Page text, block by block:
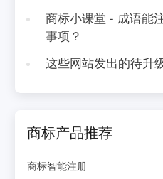
商标小课堂 - 成语能
事项？
这些网站发出的待升
商标产品推荐
商标智能注册